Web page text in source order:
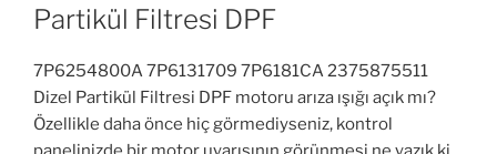
Partikül Filtresi DPF
7P6254800A 7P6131709 7P6181CA 2375875511
Dizel Partikül Filtresi DPF motoru arıza ışığı açık mı?
Özellikle daha önce hiç görmediyseniz, kontrol